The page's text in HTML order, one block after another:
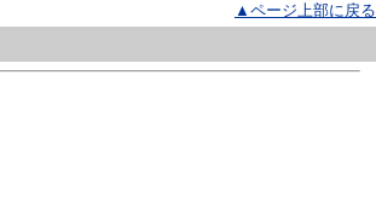
▲ページ上部に戻る